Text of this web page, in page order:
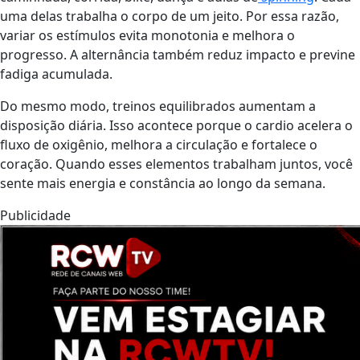
uma delas trabalha o corpo de um jeito. Por essa razão,
variar os estímulos evita monotonia e melhora o
progresso. A alternância também reduz impacto e previne
fadiga acumulada.
Do mesmo modo, treinos equilibrados aumentam a
disposição diária. Isso acontece porque o cardio acelera o
fluxo de oxigênio, melhora a circulação e fortalece o
coração. Quando esses elementos trabalham juntos, você
sente mais energia e constância ao longo da semana.
Publicidade